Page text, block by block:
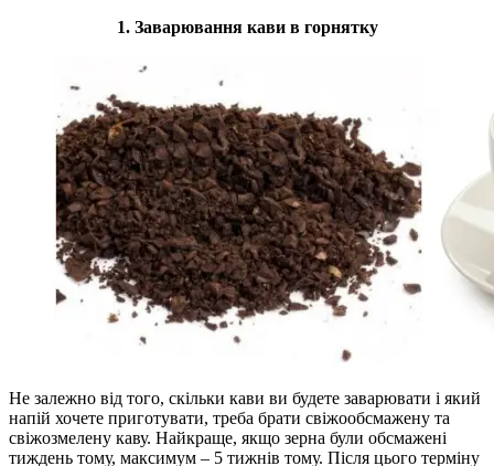
1. Заварювання кави в горнятку
Не залежно від того, скільки кави ви будете заварювати і який
напій хочете приготувати, треба брати свіжообсмажену та
свіжозмелену каву. Найкраще, якщо зерна були обсмажені
тиждень тому, максимум – 5 тижнів тому. Після цього терміну